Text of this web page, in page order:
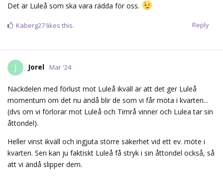
Det är Luleå som ska vara rädda för oss.
Reply
Kaberg27 likes this.
J Jorel Mar '24
Nackdelen med förlust mot Luleå ikväll är att det ger Luleå
momentum om det nu ändå blir de som vi får möta i kvarten...
(dvs om vi förlorar mot Luleå och Timrå vinner och Lulea tar sin
åttondel).
Heller vinst ikväll och ingjuta större säkerhet vid ett ev. möte i
kvarten. Sen kan ju faktiskt Luleå få stryk i sin åttondel också, så
att vi ändå slipper dem.